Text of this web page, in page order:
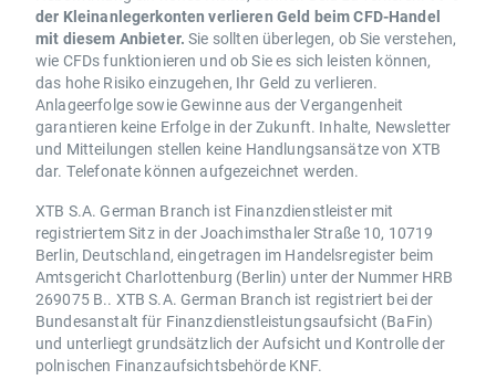
der Kleinanlegerkonten verlieren Geld beim CFD-Handel
mit diesem Anbieter. Sie sollten überlegen, ob Sie verstehen,
wie CFDs funktionieren und ob Sie es sich leisten können,
das hohe Risiko einzugehen, Ihr Geld zu verlieren.
Anlageerfolge sowie Gewinne aus der Vergangenheit
garantieren keine Erfolge in der Zukunft. Inhalte, Newsletter
und Mitteilungen stellen keine Handlungsansätze von XTB
dar. Telefonate können aufgezeichnet werden.
XTB S.A. German Branch ist Finanzdienstleister mit
registriertem Sitz in der Joachimsthaler Straße 10, 10719
Berlin, Deutschland, eingetragen im Handelsregister beim
Amtsgericht Charlottenburg (Berlin) unter der Nummer HRB
269075 B.. XTB S.A. German Branch ist registriert bei der
Bundesanstalt für Finanzdienstleistungsaufsicht (BaFin)
und unterliegt grundsätzlich der Aufsicht und Kontrolle der
polnischen Finanzaufsichtsbehörde KNF.